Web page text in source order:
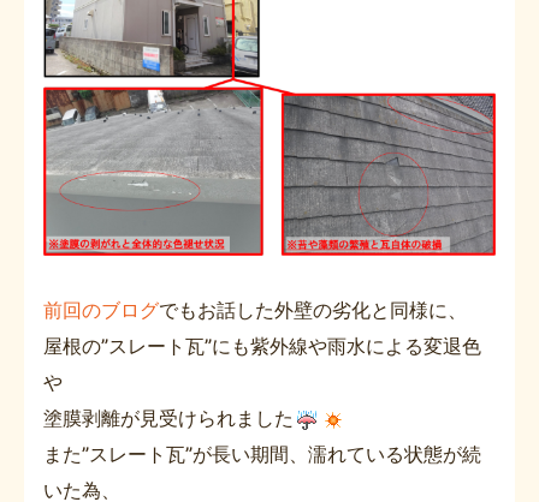
前回のブログでもお話した外壁の劣化と同様に、
屋根の”スレート瓦”にも紫外線や雨水による変退色
や
塗膜剥離が見受けられました
また”スレート瓦”が長い期間、濡れている状態が続
いた為、